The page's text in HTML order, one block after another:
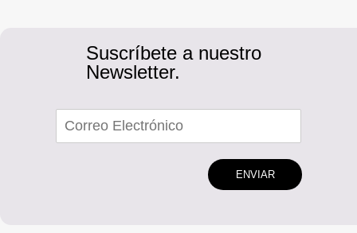
Suscríbete a nuestro
Newsletter.
ENVIAR